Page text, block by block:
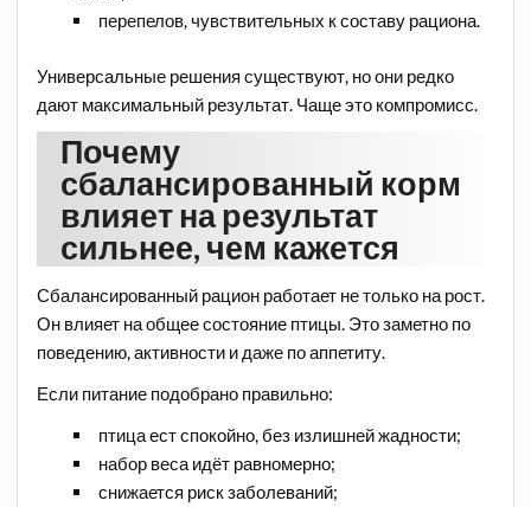
перепелов, чувствительных к составу рациона.
Универсальные решения существуют, но они редко
дают максимальный результат. Чаще это компромисс.
Почему
сбалансированный корм
влияет на результат
сильнее, чем кажется
Сбалансированный рацион работает не только на рост.
Он влияет на общее состояние птицы. Это заметно по
поведению, активности и даже по аппетиту.
Если питание подобрано правильно:
птица ест спокойно, без излишней жадности;
набор веса идёт равномерно;
снижается риск заболеваний;